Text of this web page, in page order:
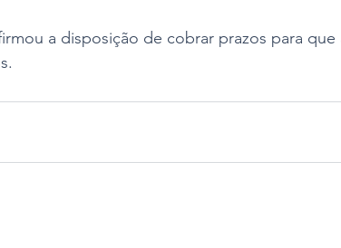
a disposição de cobrar prazos para